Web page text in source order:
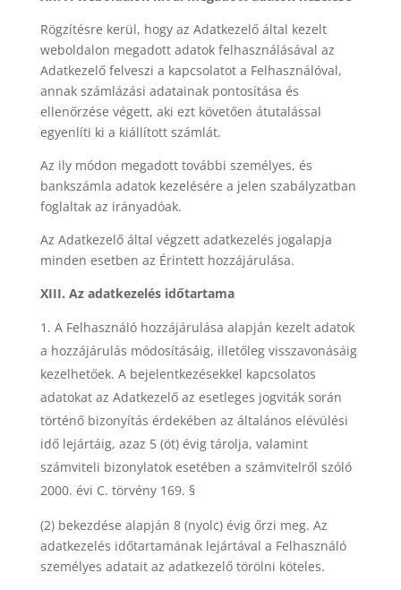
Rögzítésre kerül, hogy az Adatkezelő által kezelt
weboldalon megadott adatok felhasználásával az
Adatkezelő felveszi a kapcsolatot a Felhasználóval,
annak számlázási adatainak pontosítása és
ellenőrzése végett, aki ezt követően átutalással
egyenlíti ki a kiállított számlát.
Az ily módon megadott további személyes, és
bankszámla adatok kezelésére a jelen szabályzatban
foglaltak az irányadóak.
Az Adatkezelő által végzett adatkezelés jogalapja
minden esetben az Érintett hozzájárulása.
XIII. Az adatkezelés időtartama
A Felhasználó hozzájárulása alapján kezelt adatok
a hozzájárulás módosításáig, illetőleg visszavonásáig
kezelhetőek. A bejelentkezésekkel kapcsolatos
adatokat az Adatkezelő az esetleges jogviták során
történő bizonyítás érdekében az általános elévülési
idő lejártáig, azaz 5 (öt) évig tárolja, valamint
számviteli bizonylatok esetében a számvitelről szóló
2000. évi C. törvény 169. §
(2) bekezdése alapján 8 (nyolc) évig őrzi meg. Az
adatkezelés időtartamának lejártával a Felhasználó
személyes adatait az adatkezelő törölni köteles.